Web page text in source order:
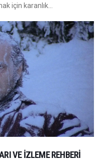
için karanlık…
VE İZLEME REHBERI